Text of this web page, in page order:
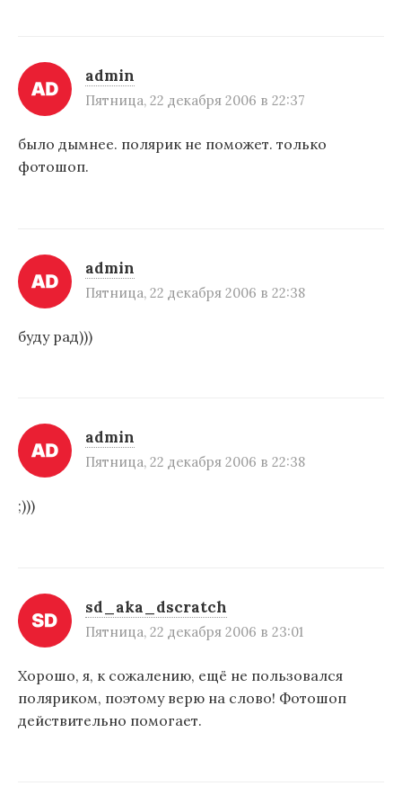
admin
Пятница, 22 декабря 2006 в 22:37
было дымнее. полярик не поможет. только
фотошоп.
admin
Пятница, 22 декабря 2006 в 22:38
буду рад)))
admin
Пятница, 22 декабря 2006 в 22:38
;)))
sd_aka_dscratch
Пятница, 22 декабря 2006 в 23:01
Хорошо, я, к сожалению, ещё не пользовался
поляриком, поэтому верю на слово! Фотошоп
действительно помогает.